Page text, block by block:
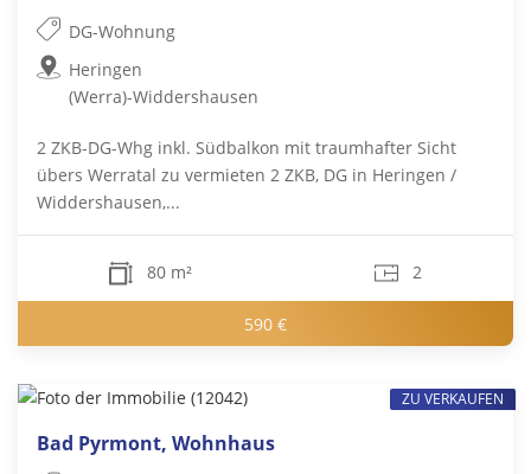
DG-Wohnung
Heringen
(Werra)-Widdershausen
2 ZKB-DG-Whg inkl. Südbalkon mit traumhafter Sicht
übers Werratal zu vermieten 2 ZKB, DG in Heringen /
Widdershausen,...
80 m² 2
590 €
Bad Pyrmont, Wohnhaus
ZU VERKAUFEN